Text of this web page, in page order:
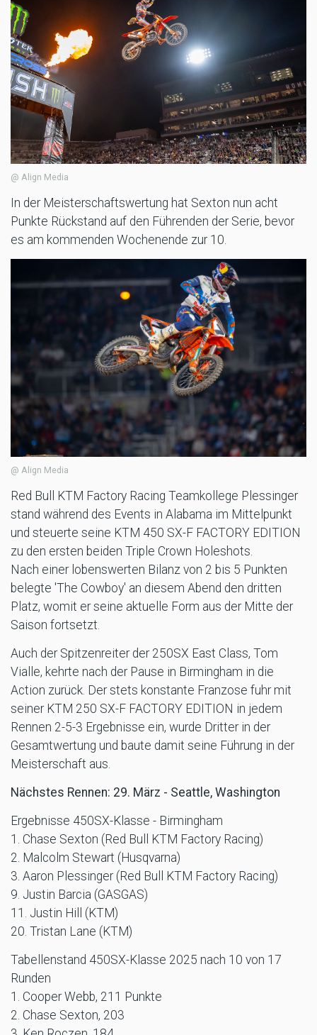
@ Align Media
In der Meisterschaftswertung hat Sexton nun acht
Punkte Rückstand auf den Führenden der Serie, bevor
es am kommenden Wochenende zur 10.
@ Align Media
Red Bull KTM Factory Racing Teamkollege Plessinger
stand während des Events in Alabama im Mittelpunkt
und steuerte seine KTM 450 SX-F FACTORY EDITION
zu den ersten beiden Triple Crown Holeshots.
Nach einer lobenswerten Bilanz von 2 bis 5 Punkten
belegte 'The Cowboy' an diesem Abend den dritten
Platz, womit er seine aktuelle Form aus der Mitte der
Saison fortsetzt.
Auch der Spitzenreiter der 250SX East Class, Tom
Vialle, kehrte nach der Pause in Birmingham in die
Action zurück. Der stets konstante Franzose fuhr mit
seiner KTM 250 SX-F FACTORY EDITION in jedem
Rennen 2-5-3 Ergebnisse ein, wurde Dritter in der
Gesamtwertung und baute damit seine Führung in der
Meisterschaft aus.
Nächstes Rennen: 29. März - Seattle, Washington
Ergebnisse 450SX-Klasse - Birmingham
1. Chase Sexton (Red Bull KTM Factory Racing)
2. Malcolm Stewart (Husqvarna)
3. Aaron Plessinger (Red Bull KTM Factory Racing)
9. Justin Barcia (GASGAS)
11. Justin Hill (KTM)
20. Tristan Lane (KTM)
Tabellenstand 450SX-Klasse 2025 nach 10 von 17
Runden
1. Cooper Webb, 211 Punkte
2. Chase Sexton, 203